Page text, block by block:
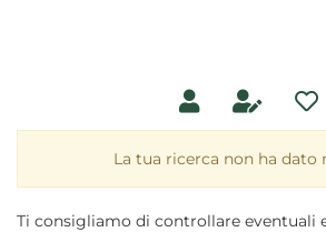
La tua ricerca non ha dato
Ti consigliamo di controllare eventuali